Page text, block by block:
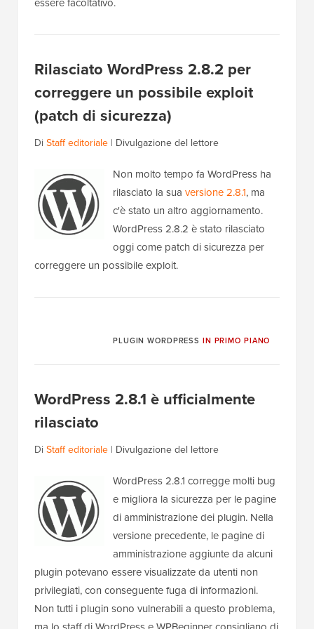
Rilasciato WordPress 2.8.2 per
correggere un possibile exploit
(patch di sicurezza)
DiStaff editoriale | Divulgazione del lettore
Non molto tempo fa WordPress ha
rilasciato la sua versione 2.8.1, ma
c'è stato un altro aggiornamento.
WordPress 2.8.2 è stato rilasciato
oggi come patch di sicurezza per
correggere un possibile exploit.
PLUGIN WORDPRESS IN PRIMO PIANO
WordPress 2.8.1 è ufficialmente
rilasciato
DiStaff editoriale | Divulgazione del lettore
WordPress 2.8.1 corregge molti bug
e migliora la sicurezza per le pagine
di amministrazione dei plugin. Nella
versione precedente, le pagine di
amministrazione aggiunte da alcuni
plugin potevano essere visualizzate da utenti non
privilegiati, con conseguente fuga di informazioni.
Non tutti i plugin sono vulnerabili a questo problema,